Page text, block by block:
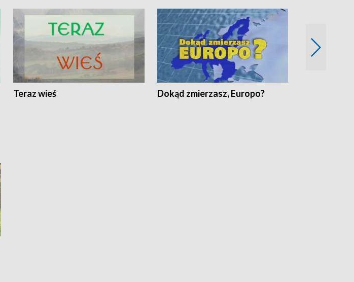
Teraz wieś Dokąd zmierzasz, Europo?